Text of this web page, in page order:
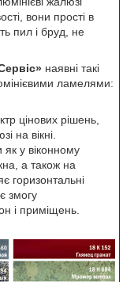
вони прості в
пил і бруд, не
наявні такі
ламелями:
цінових рішень,
на вікні.
як у віконному
а також на
горизонтальні
змогу
і приміщень.